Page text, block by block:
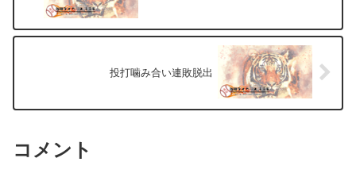
投打噛み合い連敗脱出
コメント